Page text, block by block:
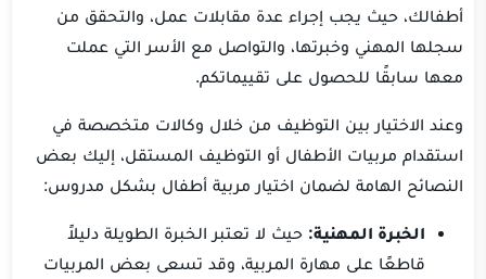
أطفالك، حيث يجب إجراء عدة مقابلات عمل، والتحقق من
سجلها المهني وخبرتها، والتواصل مع الأسر التي عملت
معها سابقًا للحصول على تقييماتكم.
وعند الاختيار بين التوظيف من خلال وكالات متخصصة في
استقدام مربيات الأطفال أو التوظيف المستقل، إليك بعض
النصائح الهامة لضمان اختيار مربية أطفال بشكل مدروس:
الخبرة المهنية: حيث لا تعتبر الخبرة الطويلة دليلاً
قاطعًا على مهارة المربية، وقد تسعى بعض المربيات